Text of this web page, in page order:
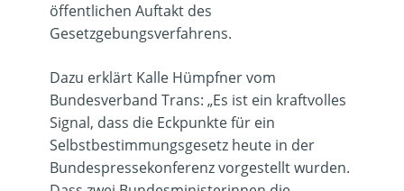
öffentlichen Auftakt des
Gesetzgebungsverfahrens.
Dazu erklärt Kalle Hümpfner vom
Bundesverband Trans: „Es ist ein kraftvolles
Signal, dass die Eckpunkte für ein
Selbstbestimmungsgesetz heute in der
Bundespressekonferenz vorgestellt wurden.